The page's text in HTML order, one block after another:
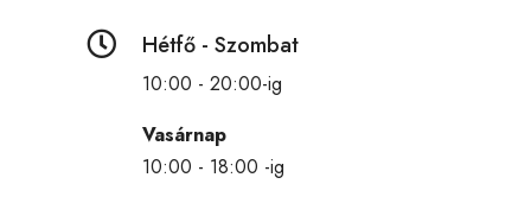
 Hétfő - Szombat
10:00 - 20:00-ig
Vasárnap
10:00 - 18:00 -ig